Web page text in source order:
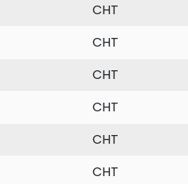
CHT
CHT
CHT
CHT
CHT
CHT